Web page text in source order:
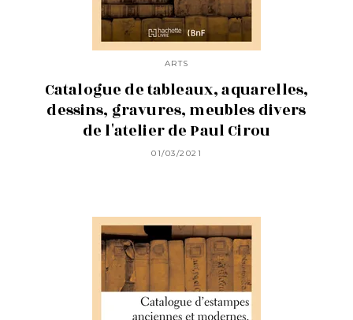
ARTS
Catalogue de tableaux, aquarelles,
dessins, gravures, meubles divers
de l'atelier de Paul Cirou
01/03/2021